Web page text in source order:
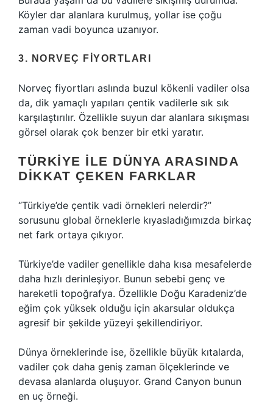
Köyler dar alanlara kurulmuş, yollar ise çoğu
zaman vadi boyunca uzanıyor.
3. NORVEÇ FIYORTLARI
Norveç fiyortları aslında buzul kökenli vadiler olsa
da, dik yamaçlı yapıları çentik vadilerle sık sık
karşılaştırılır. Özellikle suyun dar alanlara sıkışması
görsel olarak çok benzer bir etki yaratır.
TÜRKIYE ILE DÜNYA ARASINDA
DIKKAT ÇEKEN FARKLAR
“Türkiye’de çentik vadi örnekleri nelerdir?”
sorusunu global örneklerle kıyasladığımızda birkaç
net fark ortaya çıkıyor.
Türkiye’de vadiler genellikle daha kısa mesafelerde
daha hızlı derinleşiyor. Bunun sebebi genç ve
hareketli topoğrafya. Özellikle Doğu Karadeniz’de
eğim çok yüksek olduğu için akarsular oldukça
agresif bir şekilde yüzeyi şekillendiriyor.
Dünya örneklerinde ise, özellikle büyük kıtalarda,
vadiler çok daha geniş zaman ölçeklerinde ve
devasa alanlarda oluşuyor. Grand Canyon bunun
en uç örneği.